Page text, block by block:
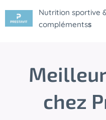
Nutrition sportive
complémentss
chez